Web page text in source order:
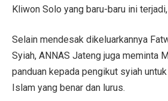
Kliwon Solo yang baru-baru ini
Selain mendesak dikeluarkannya
Syiah, ANNAS Jateng juga meminta
panduan kepada pengikut syiah
Islam yang benar dan lurus.